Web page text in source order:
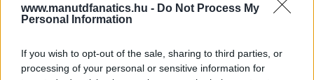
www.manutdfanatics.hu - Do Not Process My
Personal Information
If you wish to opt-out of the sale, sharing to third parties, or
processing of your personal or sensitive information for